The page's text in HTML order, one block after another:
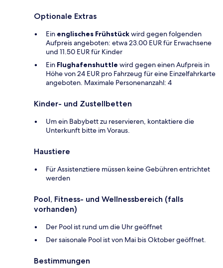
Optionale Extras
Ein englisches Frühstückwird gegen folgenden
Aufpreis angeboten: etwa 23.00 EUR für Erwachsene
und 11.50 EUR für Kinder
Ein Flughafenshuttle wird gegen einen Aufpreis in
Höhe von 24 EUR pro Fahrzeug für eine Einzelfahrkarte
angeboten. Maximale Personenanzahl: 4
Kinder- und Zustellbetten
Um ein Babybett zu reservieren, kontaktiere die
Unterkunft bitte im Voraus.
Haustiere
Für Assistenztiere müssen keine Gebühren entrichtet
werden
Pool, Fitness- und Wellnessbereich (falls
vorhanden)
Der Pool ist rund um die Uhr geöffnet
Der saisonale Pool ist von Mai bis Oktober geöffnet.
Bestimmungen